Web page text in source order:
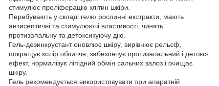
стимулює проліферацію клітин шкіри.
Перебувають у складі гелю рослинні екстракти, мають
антисептичні та стимулюючі властивості, чинять
протизапальну та детоксикуючу дію.
Гель-дезинкрустант оновлює шкіру, вирівнює рельєф,
покращує колір обличчя, забезпечує протизапальний і детокс-
ефект, нормалізує ліпідний обмін сальних залоз і очищає
шкіру.
Гель рекомендується використовувати при апаратній